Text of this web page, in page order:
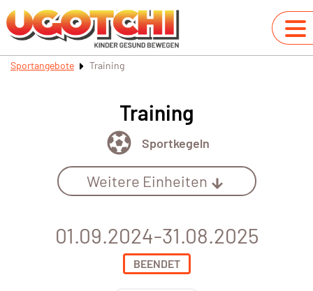
Sportangebote Training
Training
Sportkegeln
Weitere Einheiten
01.09.2024-31.08.2025
BEENDET